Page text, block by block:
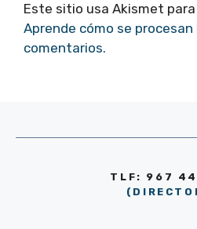
Este sitio usa Akismet
Aprende cómo se
comentarios.
TLF: 967